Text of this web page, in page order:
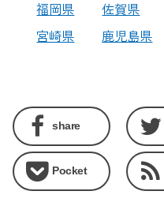
福岡県 佐賀県
宮崎県
鹿児島県
share
Pocket